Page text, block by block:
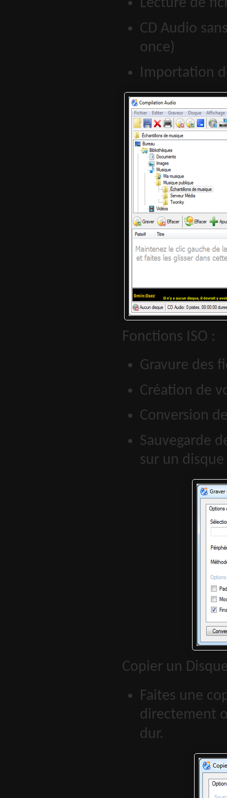
Lecture de
CD Audio
once)
Importation
Fonctions ISO :
Gravure des
Création de
Conversion
Sauvegarde
sur un disque
Copier un
Faites une
directement
dur.